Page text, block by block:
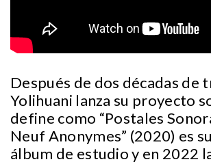
Después de dos décadas de
Yolihuani lanza su proyecto
define como “Postales
Neuf Anonymes” (2020) es
álbum de estudio y en 2022